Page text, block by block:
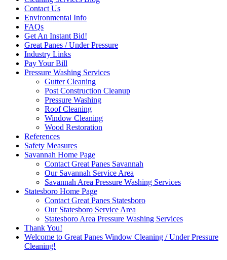
Contact Us
Environmental Info
FAQs
Get An Instant Bid!
Great Panes / Under Pressure
Industry Links
Pay Your Bill
Pressure Washing Services
Gutter Cleaning
Post Construction Cleanup
Pressure Washing
Roof Cleaning
Window Cleaning
Wood Restoration
References
Safety Measures
Savannah Home Page
Contact Great Panes Savannah
Our Savannah Service Area
Savannah Area Pressure Washing Services
Statesboro Home Page
Contact Great Panes Statesboro
Our Statesboro Service Area
Statesboro Area Pressure Washing Services
Thank You!
Welcome to Great Panes Window Cleaning / Under Pressure
Cleaning!